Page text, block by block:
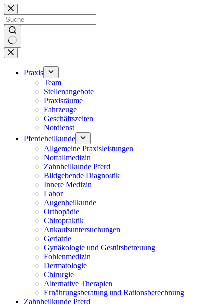
Zum
Inhalt
springen
Keine
Ergebnisse
Praxis
Team
Stellenangebote
Praxisräume
Fahrzeuge
Geschäftszeiten
Notdienst
Pferdeheilkunde
Allgemeine Praxisleistungen
Notfallmedizin
Zahnheilkunde Pferd
Bildgebende Diagnostik
Innere Medizin
Labor
Augenheilkunde
Orthopädie
Chiropraktik
Ankaufsuntersuchungen
Geriatrie
Gynäkologie und Gestütsbetreuung
Fohlenmedizin
Dermatologie
Chirurgie
Alternative Therapien
Ernährungsberatung und Rationsberechnung
Zahnheilkunde Pferd